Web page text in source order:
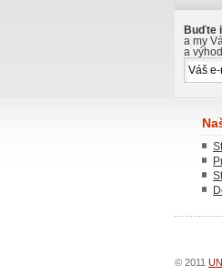
Buďte
a my
a
© 2011